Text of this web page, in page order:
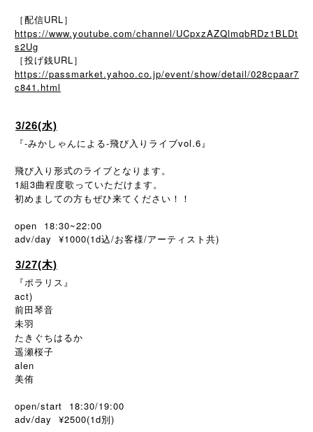
［配信URL］
https://www.youtube.com/channel/UCpxzAZQlmqbRDz1BLDt
s2Ug
［投げ銭URL］
https://passmarket.yahoo.co.jp/event/show/detail/028cpaar7
c841.html
3/26(水)
『-みかしゃんによる-飛び入りライブvol.6』
飛び入り形式のライブとなります。
1組3曲程度歌っていただけます。
初めましての方もぜひ来てください！！
open 18:30~22:00
adv/day ¥1000(1d込/お客様/アーティスト共)
3/27(木)
『ポラリス』
act)
前田琴音
未羽
たきぐちはるか
遥瀬桜子
alen
美侑
open/start 18:30/19:00
adv/day ¥2500(1d別)